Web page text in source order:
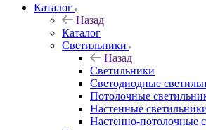
Каталог
Назад
Каталог
Светильники
Назад
Светильники
Светодиодные
Потолочные
Настенные
Настенно-потолочные